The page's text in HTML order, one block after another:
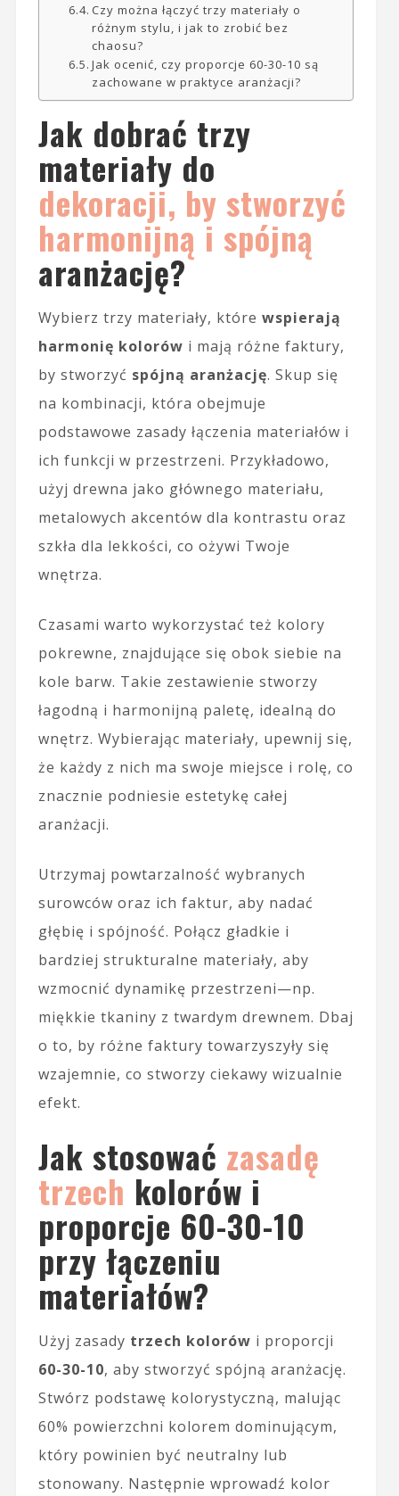
Czy można łączyć trzy materiały o
różnym stylu, i jak to zrobić bez
chaosu?
Jak ocenić, czy proporcje 60-30-10 są
zachowane w praktyce aranżacji?
Jak dobrać trzy
materiały do
dekoracji, by stworzyć
harmonijną i spójną
aranżację?
Wybierz trzy materiały, które wspierają
harmonię kolorów i mają różne faktury,
by stworzyć spójną aranżację. Skup się
na kombinacji, która obejmuje
podstawowe zasady łączenia materiałów i
ich funkcji w przestrzeni. Przykładowo,
użyj drewna jako głównego materiału,
metalowych akcentów dla kontrastu oraz
szkła dla lekkości, co ożywi Twoje
wnętrza.
Czasami warto wykorzystać też kolory
pokrewne, znajdujące się obok siebie na
kole barw. Takie zestawienie stworzy
łagodną i harmonijną paletę, idealną do
wnętrz. Wybierając materiały, upewnij się,
że każdy z nich ma swoje miejsce i rolę, co
znacznie podniesie estetykę całej
aranżacji.
Utrzymaj powtarzalność wybranych
surowców oraz ich faktur, aby nadać
głębię i spójność. Połącz gładkie i
bardziej strukturalne materiały, aby
wzmocnić dynamikę przestrzeni—np.
miękkie tkaniny z twardym drewnem. Dbaj
o to, by różne faktury towarzyszyły się
wzajemnie, co stworzy ciekawy wizualnie
efekt.
Jak stosować zasadę
trzech kolorów i
proporcje 60-30-10
przy łączeniu
materiałów?
Użyj zasady trzech kolorów i proporcji
60-30-10, aby stworzyć spójną aranżację.
Stwórz podstawę kolorystyczną, malując
60% powierzchni kolorem dominującym,
który powinien być neutralny lub
stonowany. Następnie wprowadź kolor